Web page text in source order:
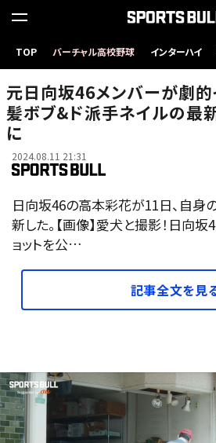
TOP バーチャル高校野球 インターハイ
元日向坂46メンバーが劇的
髪ボブ&ド派手ネイルの最
に
2024.08.11 21:31
日向坂46の高本彩花が11日、自身
新した。【画像】愛犬と撮影！日向
ョットを公…
記事全文を見